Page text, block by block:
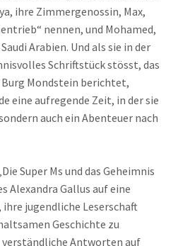
ihre Zimmergenossin, Max,
nennen, und Mohamed,
Arabien. Und als sie in der
Schriftstück stösst, das
Mondstein berichtet,
eine aufregende Zeit, in der sie
auch ein Abenteuer nach
Super Ms und das Geheimnis
Alexandra Gallus auf eine
ihre jugendliche Leserschaft
Geschichte zu
Antworten auf